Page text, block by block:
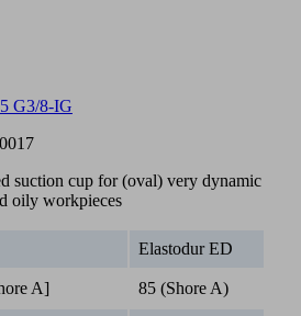
G3/8-IG
suction cup for (oval) very dynamic
oily workpieces
Elastodur ED
A] 85 (Shore A)